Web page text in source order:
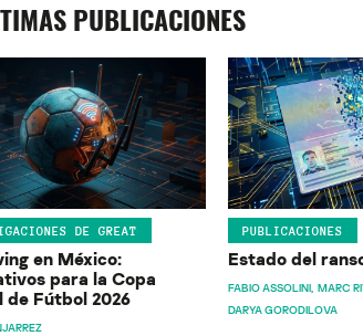
PUBLICACIONES
DE GREAT
en México:
para la Copa
de Fútbol 2026
PUBLICACIONES
Estado del
FABIO ASSOLINI MARC
DARYA GORODILOVA